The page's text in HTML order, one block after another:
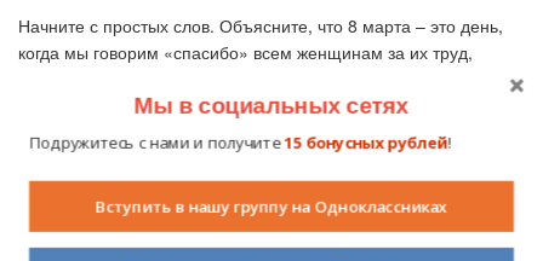
Начните с простых слов. Объясните, что 8 марта – это день,
когда мы говорим «спасибо» всем женщинам за их труд,
маме накрыть на стол или убрать игрушки. Скажите, что когда-
то женщины боролись за то, чтобы их голос был услышан,
чтобы они могли работать, учиться и быть независимыми. Это
как если бы кто-то сказал: «Я тоже хочу играть в эту игру, но
мне не дают». И женщины добились своего, чтобы теперь все
могли быть счастливы.
Мы в социальных сетях
Подружитесь с нами и получите15 бонусных рублей!
Вступить в нашу группу на Одноклассниках